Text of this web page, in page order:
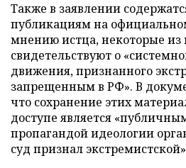
Также в заявлении
публикациям на
мнению истца, некоторые из
свидетельствуют о
движения, признанного
запрещенным в РФ». В
что сохранение этих
доступе является
пропагандой идеологии
суд признал